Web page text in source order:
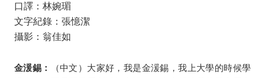
口譯：林婉瑂
文字紀錄：張憶潔
攝影：翁佳如
金湲錫：
（中文）大家好，我是金湲錫，我上大學的時候學